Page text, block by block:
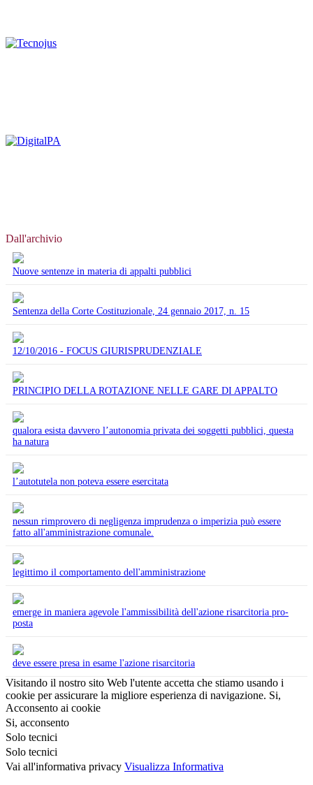
Dall'archivio
Nuove sentenze in materia di appalti pubblici
Sentenza della Corte Costituzionale, 24 gennaio 2017, n. 15
12/10/2016 - FOCUS GIURISPRUDENZIALE
PRINCIPIO DELLA ROTAZIONE NELLE GARE DI APPALTO
qualora esista davvero l’autonomia privata dei soggetti pubblici, questa
ha natura
l’autotutela non poteva essere esercitata
nessun rimprovero di negligenza imprudenza o imperizia può essere
fatto all'amministrazione comunale.
legittimo il comportamento dell'amministrazione
emerge in maniera agevole l'ammissibilità dell'azione risarcitoria pro-
posta
deve essere presa in esame l'azione risarcitoria
Visitando il nostro sito Web l'utente accetta che stiamo usando i
cookie per assicurare la migliore esperienza di navigazione. Si,
Acconsento ai cookie
Si, acconsento
Solo tecnici
Solo tecnici
Vai all'informativa privacy Visualizza Informativa